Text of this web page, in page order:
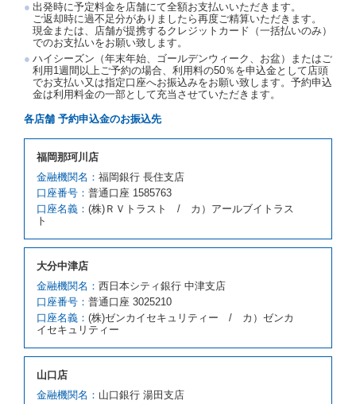
第５条（代替レンタカー）
当社は、借受人から予約のあった車種クラスのレンタ
カーを貸し渡すことができないときは、予約と異なる
車種クラスのレンタカー（以下「代替レンタカー」と
いいます。）の貸渡しを申し入れることができるもの
とします。
クラスを除き予約時と同一の借受条件でレンタカー提
携先の代替レンタカーを貸し渡すものとします。な
お、代替レンタカーの貸渡料金が予約された車種クラ
スの貸渡料金より高くなるときは、予約した車種クラ
スの貸渡料金によるものとし、予約された車種クラス
の貸渡料金より低くなるときは、当該代替レンタカー
の車種クラスの貸渡料金によるものとします。
を拒絶し、予約を取り消すことができるものとしま
前項の場合、第１項の貸渡しをすることができない原
因が、当社の責に帰する事由によるときには第４条第
４項の予約の取消しとして取り扱い、当社は受領済の
予約申込金を返還するものとします。
第３項の場合、第１項の貸渡しをすることができない
第５項の予約の取消しとして取り扱い、当社は受領済
の予約申込金を返還するものとします。
第６条（免責）
出発時に予定料金を店舗にて全額お支払いいただきます。
ご返却時に過不足分がありましたら再度ご精算いただきます。
現金または、店舗が提携するクレジットカード（一括払いのみ）
でのお支払いをお願い致します。
ハイシーズン（年末年始、ゴールデンウィーク、お盆）またはご
利用1週間以上ご予約の場合、利用料の50％を申込金として店頭
でお支払い又は指定口座へお振込みをお願い致します。予約申込
金は利用料金の一部として充当させていただきます。
各店舗 予約申込金のお振込先
福岡那珂川店
金融機関名： 福岡銀行 長住支店
口座番号： 普通口座 1585763
口座名義： (株)ＲＶトラスト / カ）アールブイトラス
ト
大分中津店
金融機関名： 西日本シティ銀行 中津支店
口座番号： 普通口座 3025210
口座名義： (株)ゼンカイセキュリティー / カ）ゼンカ
イセキュリティー
山口店
金融機関名： 山口銀行 湯田支店